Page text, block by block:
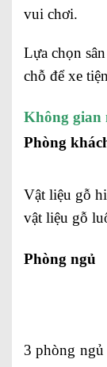
vui chơi.
Lựa chọn
chỗ để xe
Không gian
Phòng
Vật liệu gỗ
vật liệu gỗ
Phòng ngủ
3 phòng ngủ